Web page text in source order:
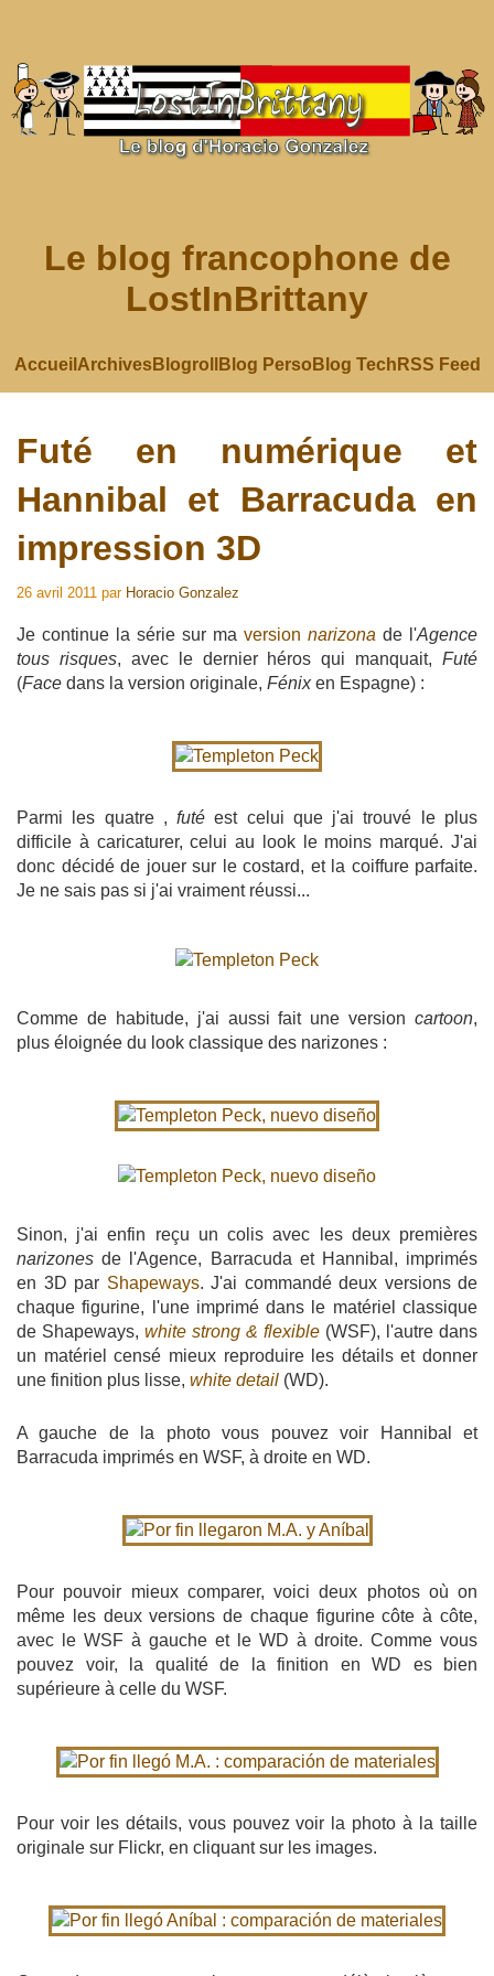
Le blog francophone de
LostInBrittany
Accueil ArchivesBlogroll Blog Perso Blog Tech RSS Feed
Futé en numérique et
Hannibal et Barracuda en
impression 3D
26 avril 2011 par Horacio Gonzalez
Je continue la série sur ma version narizona de l'Agence
tous risques, avec le dernier héros qui manquait, Futé
(Face dans la version originale, Fénixen Espagne) :
Parmi les quatre ,futé est celui que j'ai trouvé le plus
difficile à caricaturer, celui au look le moins marqué. J'ai
donc décidé de jouer sur le costard, et la coiffure parfaite.
Je ne sais pas si j'ai vraiment réussi...
Comme de habitude, j'ai aussi fait une version cartoon,
plus éloignée du look classique des narizones :
Sinon, j'ai enfin reçu un colis avec les deux premières
narizones de l'Agence, Barracuda et Hannibal, imprimés
en 3D par Shapeways. J'ai commandé deux versions de
chaque figurine, l'une imprimé dans le matériel classique
de Shapeways, white strong & flexible (WSF), l'autre dans
un matériel censé mieux reproduire les détails et donner
une finition plus lisse, white detail (WD).
A gauche de la photo vous pouvez voir Hannibal et
Barracuda imprimés en WSF, à droite en WD.
Pour pouvoir mieux comparer, voici deux photos où on
même les deux versions de chaque figurine côte à côte,
avec le WSF à gauche et le WD à droite. Comme vous
pouvez voir, la qualité de la finition en WD es bien
supérieure à celle du WSF.
Pour voir les détails, vous pouvez voir la photo à la taille
originale sur Flickr, en cliquant sur les images.